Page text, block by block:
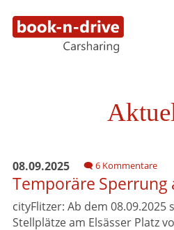
08.09.2025 6 Kommentare
Temporäre Sperrung
cityFlitzer: Ab dem 08.09.2025
Stellplätze am Elsässer Platz